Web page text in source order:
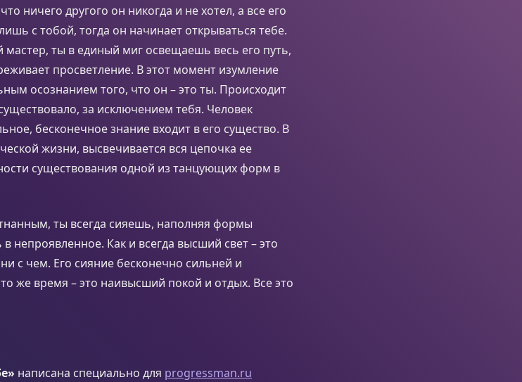
ничего другого он никогда и не хотел, а все его
с тобой, тогда он начинает открываться тебе.
мастер, ты в единый миг освещаешь весь его путь,
просветление. В этот момент изумление
осознанием того, что он – это ты. Происходит
за исключением тебя. Человек
бесконечное знание входит в его существо. В
жизни, высвечивается вся цепочка ее
существования одной из танцующих форм в
ты всегда сияешь, наполняя формы
непроявленное. Как и всегда высший свет – это
с чем. Его сияние бесконечно сильней и
же время – это наивысший покой и отдых. Все это
написана специально для progressman.ru